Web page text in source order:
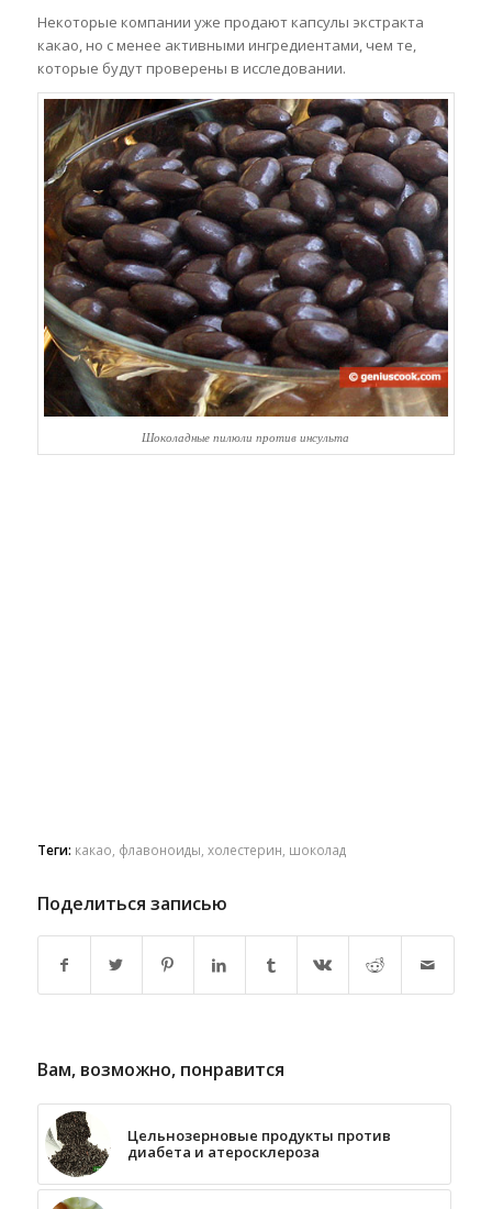
Некоторые компании уже продают капсулы экстракта
какао, но с менее активными ингредиентами, чем те,
которые будут проверены в исследовании.
Шоколадные пилюли против инсульта
Теги: какао флавоноиды холестерин шоколад
Поделиться записью
Вам, возможно, понравится
Цельнозерновые продукты против
диабета и атеросклероза